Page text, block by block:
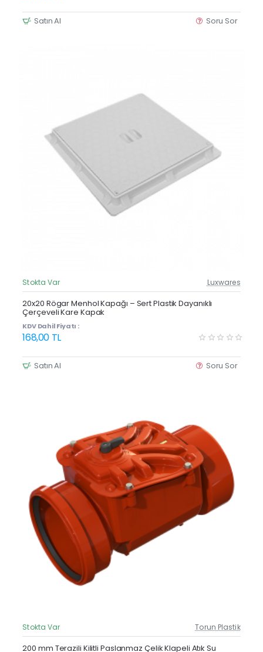
Satın Al Soru Sor
Güncel Fiyat
Stokta Var Luxwares
20x20 Rögar Menhol Kapağı – Sert Plastik Dayanıklı
Çerçeveli Kare Kapak
KDV Dahil Fiyatı :
168,00 TL
Satın Al Soru Sor
Güncel Fiyat
Stokta Var Torun Plastik
200 mm Terazili Kilitli Paslanmaz Çelik Klapeli Atık Su